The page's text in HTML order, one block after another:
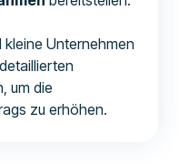
kleine Unternehmen
um die
zu erhöhen.